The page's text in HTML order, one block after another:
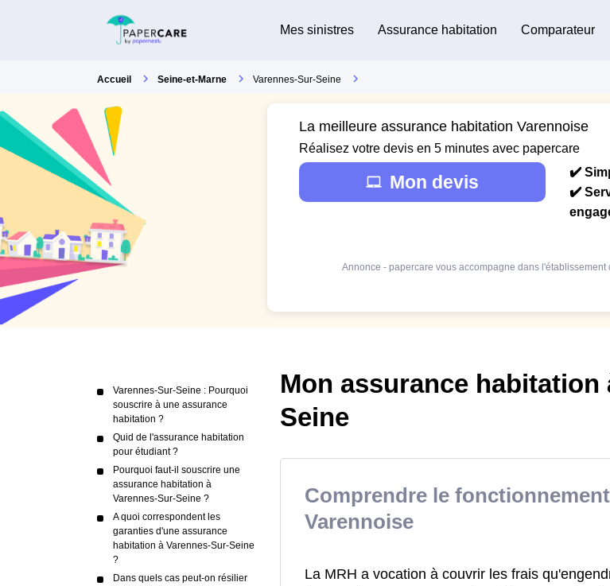
Mes sinistres Assurance habitation Comparateur
Accueil Seine-et-Marne Varennes-Sur-Seine
La meilleure assurance habitation Varennoise
Réalisez votre devis en 5 minutes avec papercare
Mon devis
✔️
✔️
Annonce - papercare vous accompagne dans l'établissement
Varennes-Sur-Seine : Pourquoi
souscrire à une assurance
habitation ?
Quid de l'assurance habitation
pour étudiant ?
Pourquoi faut-il souscrire une
assurance habitation à
Varennes-Sur-Seine ?
A quoi correspondent les
garanties d'une assurance
habitation à Varennes-Sur-Seine
?
Dans quels cas peut-on résilier
Mon assurance habitation
Seine
Comprendre le
Varennoise
La MRH a vocation à couvrir les frais